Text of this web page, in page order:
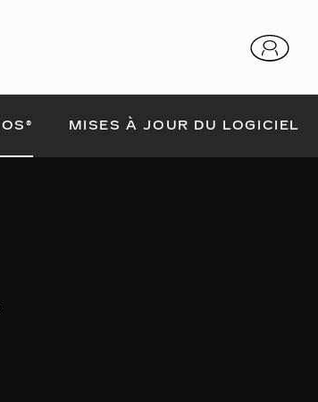
MISES À JOUR DU LOGICIEL